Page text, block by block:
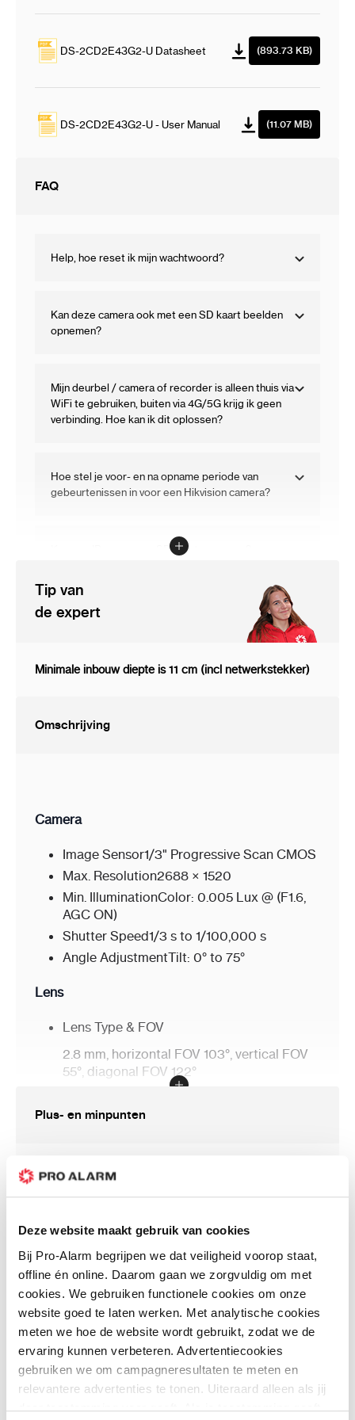
Deze website maakt gebruik van cookies
Bij Pro-Alarm begrijpen we dat veiligheid voorop staat,
offline én online. Daarom gaan we zorgvuldig om met
cookies. We gebruiken functionele cookies om onze
website goed te laten werken. Met analytische cookies
meten we hoe de website wordt gebruikt, zodat we de
ervaring kunnen verbeteren. Advertentiecookies
gebruiken we om campagneresultaten te meten en
relevantere advertenties te tonen. Uiteraard alleen als jij
daar toestemming voor geeft. Als je toestemming geeft,
DS-2CD2E43G2-U Datasheet (893.73 KB)
DS-2CD2E43G2-U - User Manual (11.07 MB)
FAQ
Help, hoe reset ik mijn wachtwoord?
Kan deze camera ook met een SD kaart beelden
opnemen?
Mijn deurbel / camera of recorder is alleen thuis via
WiFi te gebruiken, buiten via 4G/5G krijg ik geen
verbinding. Hoe kan ik dit oplossen?
Hoe stel je voor- en na opname periode van
gebeurtenissen in voor een Hikvision camera?
Kan een IP camera op SD kaart opnemen?
Hoe kan ik een firmware upgrade uitvoeren op mijn
Hikvision IP camera?
Welk soort netwerkkabel moet ik kiezen om deze
Tip van
de expert
Minimale inbouw diepte is 11 cm (incl netwerkstekker)
Omschrijving
Camera
Image Sensor1/3" Progressive Scan CMOS
Max. Resolution2688 × 1520
Min. IlluminationColor: 0.005 Lux @ (F1.6,
AGC ON)
Shutter Speed1/3 s to 1/100,000 s
Angle AdjustmentTilt: 0° to 75°
Lens
Lens Type & FOV
2.8 mm, horizontal FOV 103°, vertical FOV
55°, diagonal FOV 122°
diagonal FOV 100°
Lens Mount
2.8 mm: D: 56 m, O: 22 m, R: 11 m, I: 6 m
4 mm: D: 85 m, O: 34 m, R: 17 m, I: 9 m
Video
Main Stream
50 Hz: 25 fps (2688 × 1520, 1920 × 1080,
1280 × 720)
Plus- en minpunten
Geschikt voor plafond montage zeer discreet
Minidome met microfoon
Met Wit en zwart frontje
Klantenreviews
10-03-2024
Henry